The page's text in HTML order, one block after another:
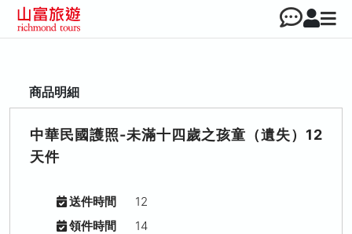
商品明細
中華民國護照-未滿十四歲之孩童（遺失）12
天件
送件時間
12
領件時間
14